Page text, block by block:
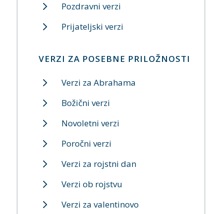
Pozdravni verzi
Prijateljski verzi
VERZI ZA POSEBNE PRILOŽNOSTI
Verzi za Abrahama
Božični verzi
Novoletni verzi
Poročni verzi
Verzi za rojstni dan
Verzi ob rojstvu
Verzi za valentinovo